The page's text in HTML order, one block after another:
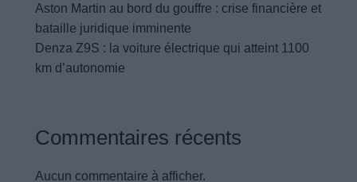
Aston Martin au bord du gouffre : crise financière et
bataille juridique imminente
Denza Z9S : la voiture électrique qui atteint 1100
km d’autonomie
Commentaires récents
Aucun commentaire à afficher.